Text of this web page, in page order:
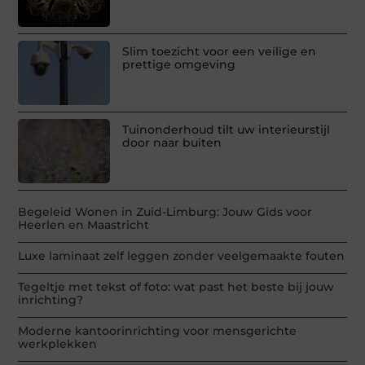
Slim toezicht voor een veilige en
prettige omgeving
Tuinonderhoud tilt uw interieurstijl
door naar buiten
Begeleid Wonen in Zuid-Limburg: Jouw Gids voor
Heerlen en Maastricht
Luxe laminaat zelf leggen zonder veelgemaakte fouten
Tegeltje met tekst of foto: wat past het beste bij jouw
inrichting?
Moderne kantoorinrichting voor mensgerichte
werkplekken